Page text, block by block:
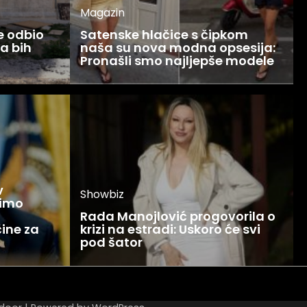
odbio
bih
za
Magazin
Satenske hlačice s čipkom
naša su nova modna opsesija:
Pronašli smo najljepše modele
Showbiz
Rada Manojlović progovorila o
krizi na estradi: Uskoro će svi
pod šator